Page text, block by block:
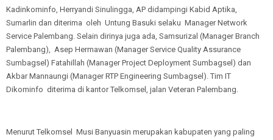
Kadinkominfo, Herryandi Sinulingga, AP didampingi Kabid Aptika,
Sumarlin dan diterima oleh Untung Basuki selaku Manager Network
Service Palembang. Selain dirinya juga ada, Samsurizal (Manager Branch
Palembang), Asep Hermawan (Manager Service Quality Assurance
Sumbagsel) Fatahillah (Manager Project Deployment Sumbagsel) dan
Akbar Mannaungi (Manager RTP Engineering Sumbagsel). Tim IT
Dikominfo diterima di kantor Telkomsel, jalan Veteran Palembang.
Menurut Telkomsel Musi Banyuasin merupakan kabupaten yang paling